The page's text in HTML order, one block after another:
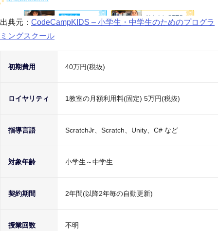
出典元： CodeCampKIDS – 小学生・中学生のためのプログラ
ミングスクール
初期費用 40万円(税抜)
ロイヤリティ 1教室の月額利用料(固定) 5万円(税抜)
指導言語 ScratchJr、Scratch、Unity、C# など
対象年齢 小学生～中学生
契約期間 2年間(以降2年毎の自動更新)
授業回数 不明